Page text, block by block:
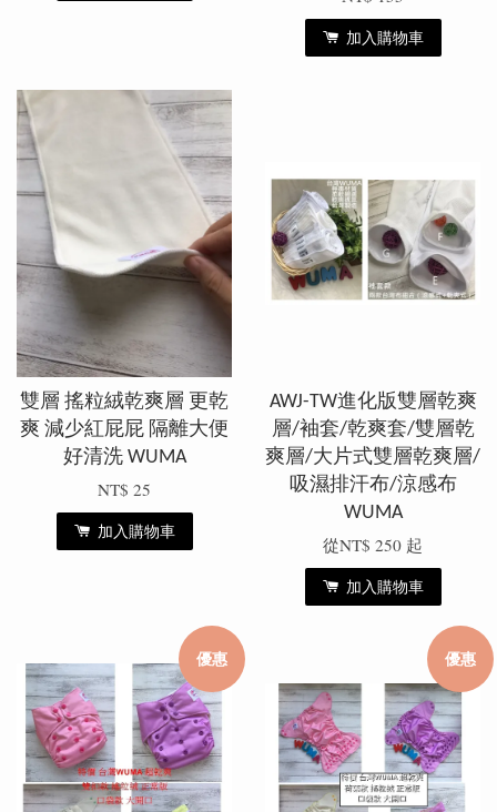
加入購物車
雙層 搖粒絨乾爽層 更乾
爽 減少紅屁屁 隔離大便
好清洗 WUMA
NT$ 25
加入購物車
AWJ-TW進化版雙層乾爽
層/袖套/乾爽套/雙層乾
爽層/大片式雙層乾爽層/
吸濕排汗布/涼感布
WUMA
從NT$ 250 起
加入購物車
優惠 優惠